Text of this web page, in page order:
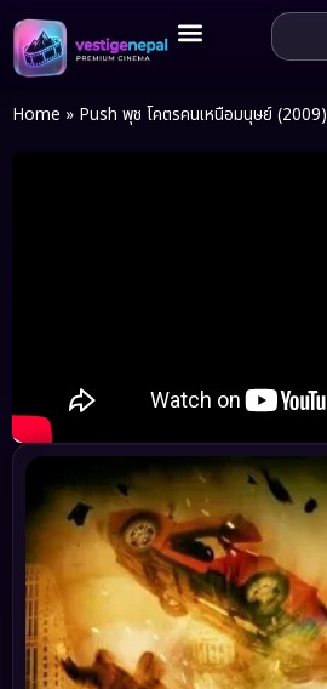
Home » Push พุช โคตรคนเหนือมนุษย์ (2009)